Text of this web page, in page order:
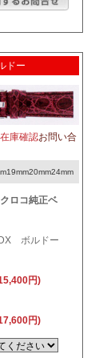
ドー
在庫確認お問い合
ロコ純正ベ
ボルドー
円)
円)